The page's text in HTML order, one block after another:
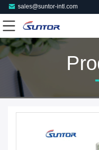
sales@suntor-intl.com